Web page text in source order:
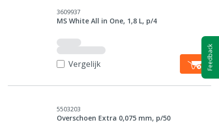
3609937
MS White All in One, 1,8 L, p/4
Vergelijk
5503203
Overschoen Extra 0,075 mm, p/50
Feedback